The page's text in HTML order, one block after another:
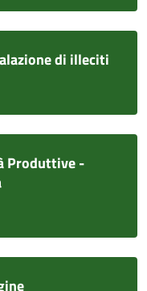
di illeciti
Produttive -